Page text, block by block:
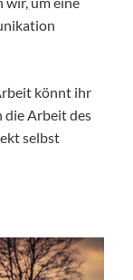
könnt ihr
die Arbeit des
selbst